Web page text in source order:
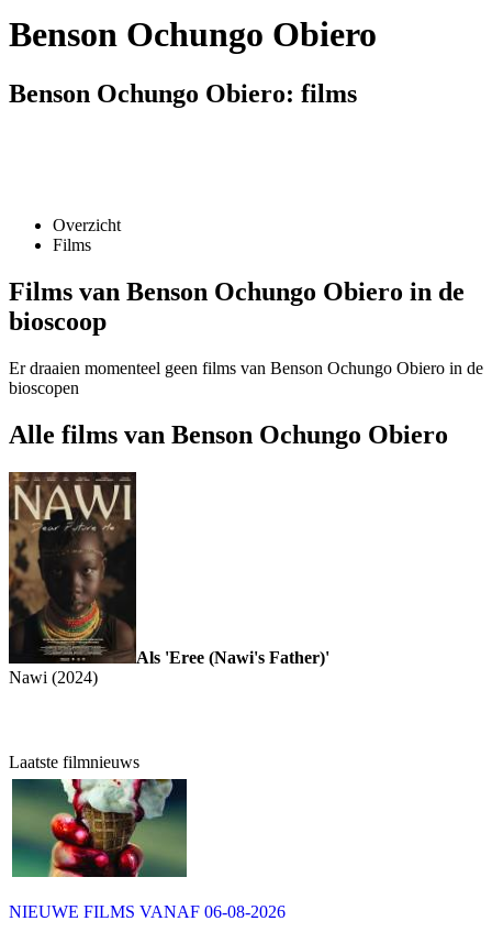
Benson Ochungo Obiero
Benson Ochungo Obiero: films
Overzicht
Films
Films van Benson Ochungo Obiero in de
bioscoop
Er draaien momenteel geen films van Benson Ochungo Obiero in de
bioscopen
Alle films van Benson Ochungo Obiero
Als 'Eree (Nawi's Father)'
Nawi (2024)
Laatste filmnieuws
NIEUWE FILMS VANAF 06-08-2026